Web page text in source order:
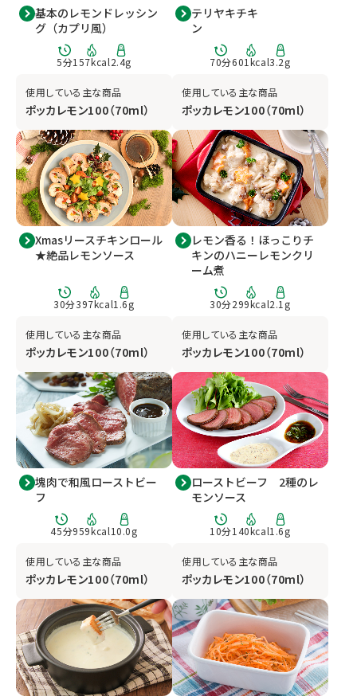
基本のレモンドレッシン
グ（カプリ風）
5分157kcal2.4g
使用している主な商品
ポッカレモン100（70ml）
テリヤキチキ
ン
70分601 kcal3.2g
使用している主な商品
ポッカレモン100（70ml）
Xmasリースチキンロール
★絶品レモンソース
30分397kcal1.6g
使用している主な商品
ポッカレモン100（70ml）
レモン香る！ほっこりチ
キンのハニーレモンクリ
ーム煮
30分299kcal2.1 g
使用している主な商品
ポッカレモン100（70ml）
塊肉で和風ローストビー
フ
45分959kcal10.0g
使用している主な商品
ポッカレモン100（70ml）
ローストビーフ 2種のレ
モンソース
10分140kcal1.6g
使用している主な商品
ポッカレモン100（70ml）